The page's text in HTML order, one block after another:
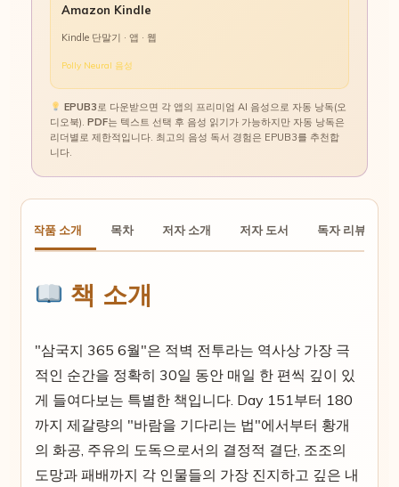
Amazon Kindle
Kindle 단말기 · 앱 · 웹
Polly Neural 음성
EPUB3로 다운받으면 각 앱의 프리미엄 AI 음성으로 자동 낭독(오
디오북).PDF는 텍스트 선택 후 음성 읽기가 가능하지만 자동 낭독은
리더별로 제한적입니다. 최고의 음성 독서 경험은 EPUB3를 추천합
니다.
작품 소개 목차 저자 소개 저자 도서 독자 리뷰
책 소개
"삼국지 365 6월"은 적벽 전투라는 역사상 가장 극
적인 순간을 정확히 30일 동안 매일 한 편씩 깊이 있
게 들여다보는 특별한 책입니다. Day 151부터 180
까지 제갈량의 "바람을 기다리는 법"에서부터 황개
의 화공, 주유의 도독으로서의 결정적 결단, 조조의
도망과 패배까지 각 인물들의 가장 진지하고 깊은 내